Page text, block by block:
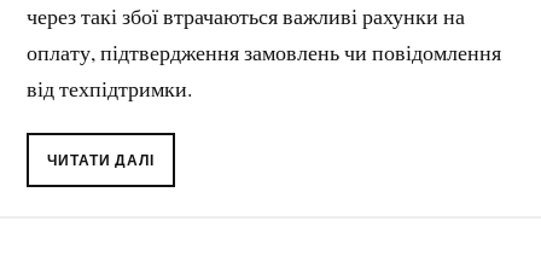
через такі збої втрачаються важливі рахунки на
оплату, підтвердження замовлень чи повідомлення
від техпідтримки.
ЧИТАТИ ДАЛІ